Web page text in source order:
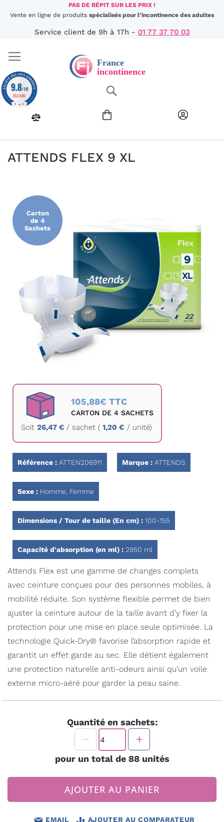
Aller
au
PAS DE RÉPIT SUR LES PRIX !
Vente en ligne de produits spécialisés pour l’incontinence des adultes
Service client de 9h à 17h - 01 77 37 70 03
ATTENDS FLEX 9 XL
fin
de
galerie
Carton
de 4
Sachets
Passer
Galerie
105,88€ TTC
CARTON DE 4 SACHETS
Soit 26,47 € / sachet ( 1,20 € / unité)
Référence : ATTEN206911 Marque : ATTENDS
Sexe : Homme, Femme
Dimensions / Tour de taille (En cm) : 100-155
Capacité d'absorption (en ml) : 2950 ml
Attends Flex est une gamme de changes complets
avec ceinture conçues pour des personnes mobiles, à
mobilité réduite. Son système flexible permet de bien
ajuster la ceinture autour de la taille avant d’y fixer la
protection pour une mise en place seule optimisée. La
technologie Quick-Dry® favorise l’absorption rapide et
garantit un effet garde au sec. Elle détient également
une protection naturelle anti-odeurs ainsi qu’un voile
externe micro-aéré pour garder la peau saine.
Quantité en sachets:
pour un total de 88unités
AJOUTER AU PANIER
EMAIL AJOUTER AU COMPARATEUR
9.8/10
353 AVIS